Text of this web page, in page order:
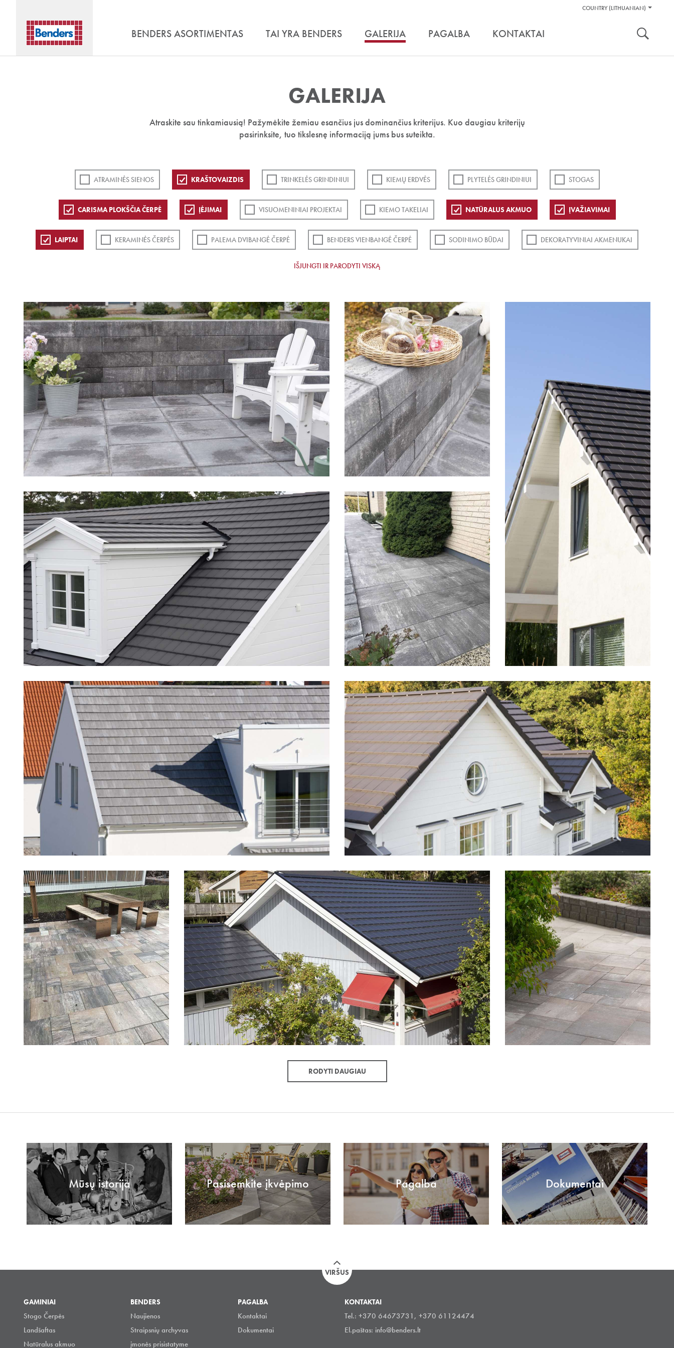
Pagalbos
COUNTRY (LITHUANIAN)
BENDERS ASORTIMENTAS TAI YRA BENDERS GALERIJA PAGALBA KONTAKTAI
GALERIJA
Atraskite sau tinkamiausią! Pažymėkite žemiau esančius jus dominančius kriterijus. Kuo daugiau kriterijų
pasirinksite, tuo tikslesnę informaciją jums bus suteikta.
ATRAMINĖS SIENOS KRAŠTOVAIZDIS TRINKELĖS GRINDINIUI KIEMŲ ERDVĖS PLYTELĖS GRINDINIUI STOGAS
CARISMA PLOKŠČIA ČERPĖ ĮĖJIMAI VISUOMENINIAI PROJEKTAI KIEMO TAKELIAI NATŪRALUS AKMUO ĮVAŽIAVIMAI
LAIPTAI KERAMINĖS ČERPĖS PALEMA DVIBANGĖ ČERPĖ BENDERS VIENBANGĖ ČERPĖ SODINIMO BŪDAI DEKORATYVINIAI AKMENUKAI
IŠJUNGTI IR PARODYTI VISKĄ
RODYTI DAUGIAU
Mūsų istorija Pasisemkite įkvėpimo Pagalba Dokumentai
VIRŠUS
GAMINIAI
Stogo Čerpės
Landšaftas
Natūralus akmuo
BENDERS
Naujienos
Straipsnių archyvas
įmonės prisistatyme
PAGALBA
Kontaktai
Dokumentai
KONTAKTAI
Tel.: +370 64673731, +370 61124474
El.paštas: info@benders.lt